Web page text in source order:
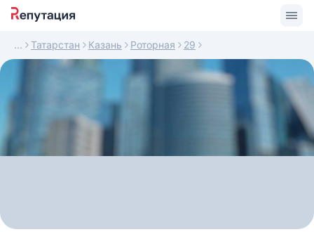
Татарстан Казань Роторная 29